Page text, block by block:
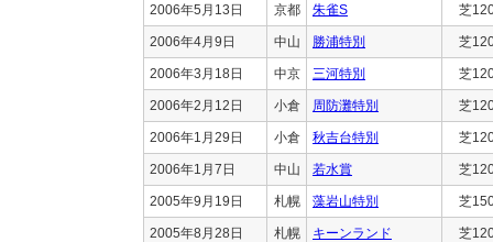
2006年5月13日 京都 朱雀S 芝
2006年4月9日 中山 勝浦特別 芝
2006年3月18日 中京 三河特別 芝
2006年2月12日 小倉 周防灘特別 芝
2006年1月29日 小倉 秋吉台特別 芝
2006年1月7日 中山 若水賞 芝
2005年9月19日 札幌 藻岩山特別 芝
2005年8月28日 札幌 キーンランド 芝